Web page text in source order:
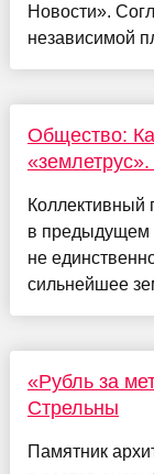
Новости».
независимой
Общество:
Коллективный
в предыдущем
не
сильнейшее
«Рубль за
Стрельны
Памятник